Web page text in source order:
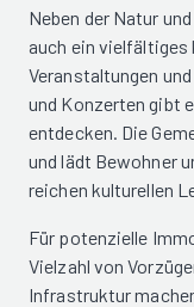
Neben der Natur
auch ein
Veranstaltungen
und Konzerten gibt
entdecken. Die
und lädt Bewohner
reichen kulturellen
Für potenzielle
Vielzahl von
Infrastruktur